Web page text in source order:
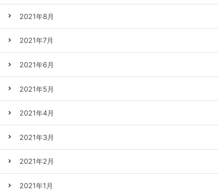
2021年8月
2021年7月
2021年6月
2021年5月
2021年4月
2021年3月
2021年2月
2021年1月